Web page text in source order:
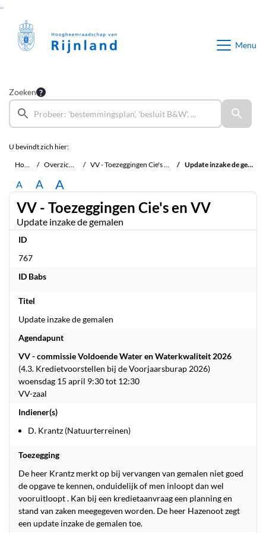
Menu
Zoeken
U bevindt zich hier:
Home
Overzichten VV - Toezeggingen Cie's en VV Update inzake de gemalen
A A A
VV - Toezeggingen Cie's en VV
Update inzake de gemalen
ID
767
ID Babs
Titel
Update inzake de gemalen
Agendapunt
VV - commissie Voldoende Water en Waterkwaliteit 2026
(4.3. Kredietvoorstellen bij de Voorjaarsburap 2026)
woensdag 15 april 9:30 tot 12:30
VV-zaal
Indiener(s)
D. Krantz (Natuurterreinen)
Toezegging
De heer Krantz merkt op bij vervangen van gemalen niet goed
de opgave te kennen, onduidelijk of men inloopt dan wel
vooruitloopt . Kan bij een kredietaanvraag een planning en
stand van zaken meegegeven worden. De heer Hazenoot zegt
een update inzake de gemalen toe.